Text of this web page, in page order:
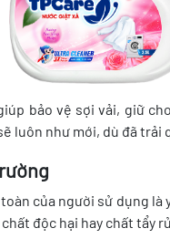
bảo vệ sợi vải, giữ
luôn như mới, dù đã trải
của người sử dụng là
độc hại hay chất tẩy